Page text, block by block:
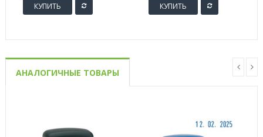
КУПИТЬ КУПИТЬ
АНАЛОГИЧНЫЕ ТОВАРЫ